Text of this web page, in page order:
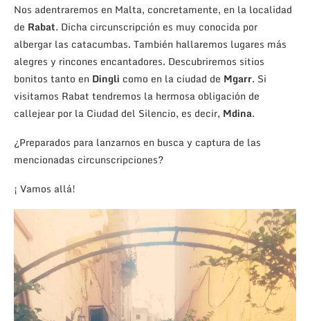
Nos adentraremos en Malta, concretamente, en la localidad
de Rabat. Dicha circunscripción es muy conocida por
albergar las catacumbas. También hallaremos lugares más
alegres y rincones encantadores. Descubriremos sitios
bonitos tanto en Dingli como en la ciudad de Mgarr. Si
visitamos Rabat tendremos la hermosa obligación de
callejear por la Ciudad del Silencio, es decir, Mdina.
¿Preparados para lanzarnos en busca y captura de las
mencionadas circunscripciones?
¡ Vamos allá!